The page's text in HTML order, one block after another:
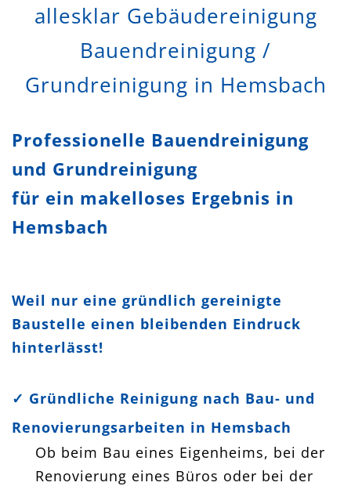
allesklar Gebäudereinigung
Bauendreinigung /
Grundreinigung in Hemsbach
Professionelle Bauendreinigung
und Grundreinigung
für ein makelloses Ergebnis in
Hemsbach
Weil nur eine gründlich gereinigte
Baustelle einen bleibenden Eindruck
hinterlässt!
✓ Gründliche Reinigung nach Bau- und
Renovierungsarbeiten in Hemsbach
Ob beim Bau eines Eigenheims, bei der
Renovierung eines Büros oder bei der